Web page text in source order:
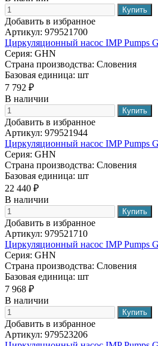
Добавить в избранное
Артикул: 979521700
Циркуляционный насос IMP Pumps
Серия: GHN
Страна производства: Словения
Базовая единица: шт
7 792 ₽
В наличии
Добавить в избранное
Артикул: 979521944
Циркуляционный насос IMP Pumps
Серия: GHN
Страна производства: Словения
Базовая единица: шт
22 440 ₽
В наличии
Добавить в избранное
Артикул: 979521710
Циркуляционный насос IMP Pumps
Серия: GHN
Страна производства: Словения
Базовая единица: шт
7 968 ₽
В наличии
Добавить в избранное
Артикул: 979523206